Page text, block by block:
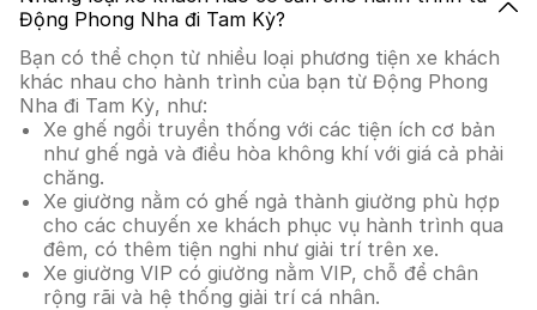
Động Phong Nha đi Tam Kỳ?
Bạn có thể chọn từ nhiều loại phương tiện xe khách
khác nhau cho hành trình của bạn từ Động Phong
Nha đi Tam Kỳ, như:
Xe ghế ngồi truyền thống với các tiện ích cơ bản
như ghế ngả và điều hòa không khí với giá cả phải
chăng.
Xe giường nằm có ghế ngả thành giường phù hợp
cho các chuyến xe khách phục vụ hành trình qua
đêm, có thêm tiện nghi như giải trí trên xe.
Xe giường VIP có giường nằm VIP, chỗ để chân
rộng rãi và hệ thống giải trí cá nhân.